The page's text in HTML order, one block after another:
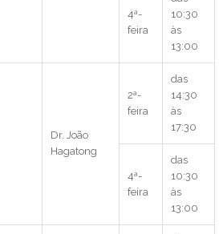
4ª-
feira
10:30
às
13:00
Dr. João
Hagatong
2ª-
feira
das
14:30
às
17:30
4ª-
feira
das
10:30
às
13:00